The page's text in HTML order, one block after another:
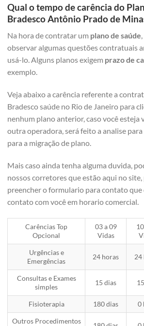
Qual o tempo de carência do
Bradesco Antônio Prado de
Na hora de contratar um plano de saúde
observar algumas questões contratuais
usá-lo. Alguns planos exigem prazo de
exemplo.
Veja abaixo a carência referente a
Bradesco saúde no Rio de Janeiro para
nenhum plano anterior, caso você esteja
outra operadora, será feito a analise
para a migração de plano.
Mais caso ainda tenha alguma duvida,
nossos corretores que estão aqui no
preencher o formulario para contato que
contato com você em horario comercial.
Carências Top
Opcional
03 a 09
Vidas
Urgências e
Emergências
24 horas 24
Consultas e Exames
simples
15 dias
Fisioterapia 180 dias 0
Outros Procedimentos